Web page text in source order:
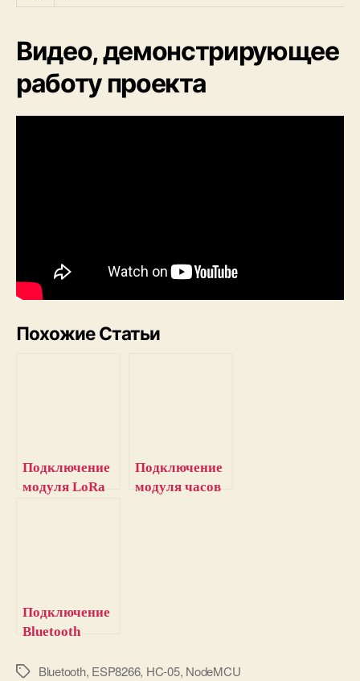
Видео, демонстрирующее
работу проекта
Похожие Статьи
Подключение
модуля LoRa
Подключение
модуля часов
Подключение
Bluetooth
к MSP430G2
М
Bluetooth, ESP8266, HC-05, NodeMCU